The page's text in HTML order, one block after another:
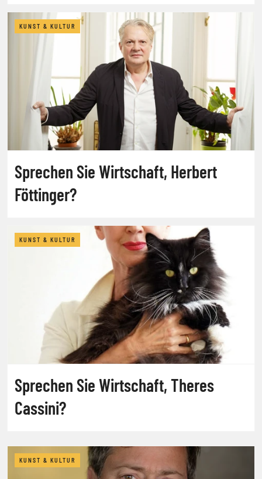
KUNST & KULTUR
Sprechen Sie Wirtschaft, Herbert
Föttinger?
KUNST & KULTUR
Sprechen Sie Wirtschaft, Theres
Cassini?
KUNST & KULTUR